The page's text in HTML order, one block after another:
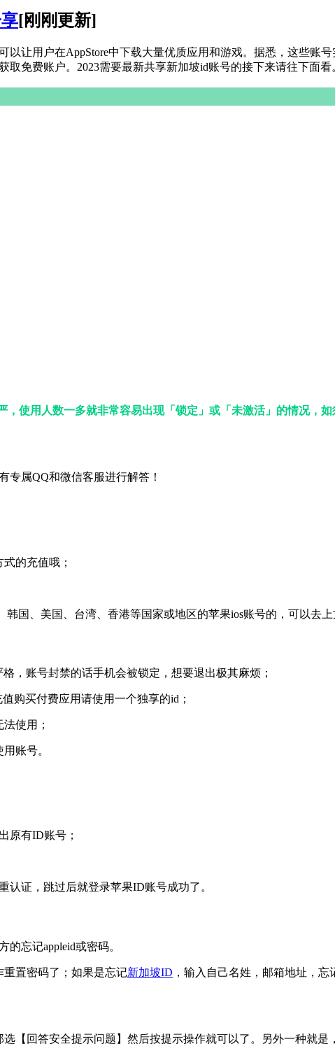
[刚刚更新]
让用户在AppStore中下载大量优质应用和游戏。据悉，这些账
免费账户。2023需要最新共享新加坡id账号的接下来请往下面看
使用人数一多就非常容易出现「锁定」或「未激活」的情况，
专属QQ和微信客服进行解答！
的充值哦；
国、美国、台湾、香港等国家或地区的苹果ios账号的，可以去
，账号封禁的话手机会被锁定，想要退出极其麻烦；
购买付费应用请使用一个独享的id；
使用；
账号。
原有ID账号；
认证，跳过后就登录苹果ID账号成功了。
忘记appleid或密码。
重置密码了；如果是忘记新加坡ID ，输入自己名姓，邮箱地址，
【回答安全提示问题】然后按提示操作就可以了。另外一种就